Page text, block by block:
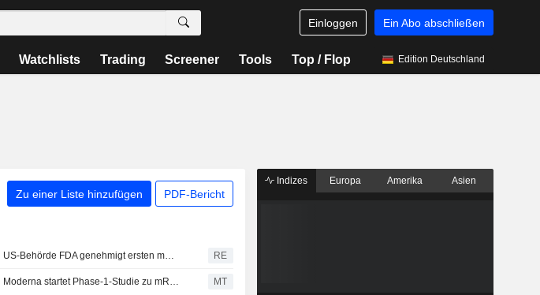
Einloggen Ein Abo abschließen
Watchlists Trading Screener Tools Top / Flop Edition Deutschland
Zu einer Liste hinzufügen PDF-Bericht
US-Behörde FDA genehmigt ersten mRNA-Grippeimpfstoff von Moderna RE
Moderna startet Phase-1-Studie zu mRNA-1469 gegen das Bundibugyo-Ebolavirus MT
Indizes Europa Amerika Asien